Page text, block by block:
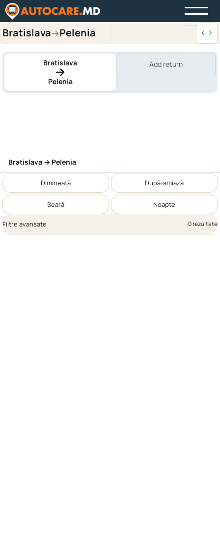
Bratislava→Pelenia
Bratislava
Pelenia
Add return
Bratislava → Pelenia
Dimineață După-amiază
Seară Noapte
Filtre avansate 0 rezultate